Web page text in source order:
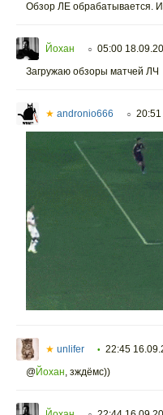
Обзор ЛЕ обрабатывается.
Йохан ○ 05:00
Загружаю обзоры матчей ЛЧ
★ andronio666 ○
★ unlifer • 22:45
@Йохан, зждёмс))